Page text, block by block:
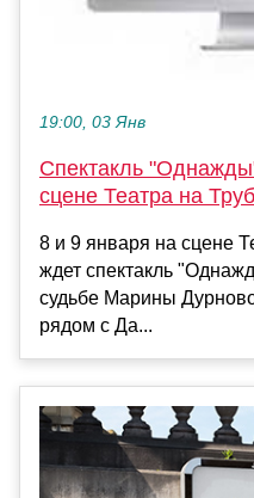
19:00, 03 Янв
Спектакль
сцене Театра на
8 и 9 января на сцене
ждет спектакль
судьбе Марины
рядом с Да...